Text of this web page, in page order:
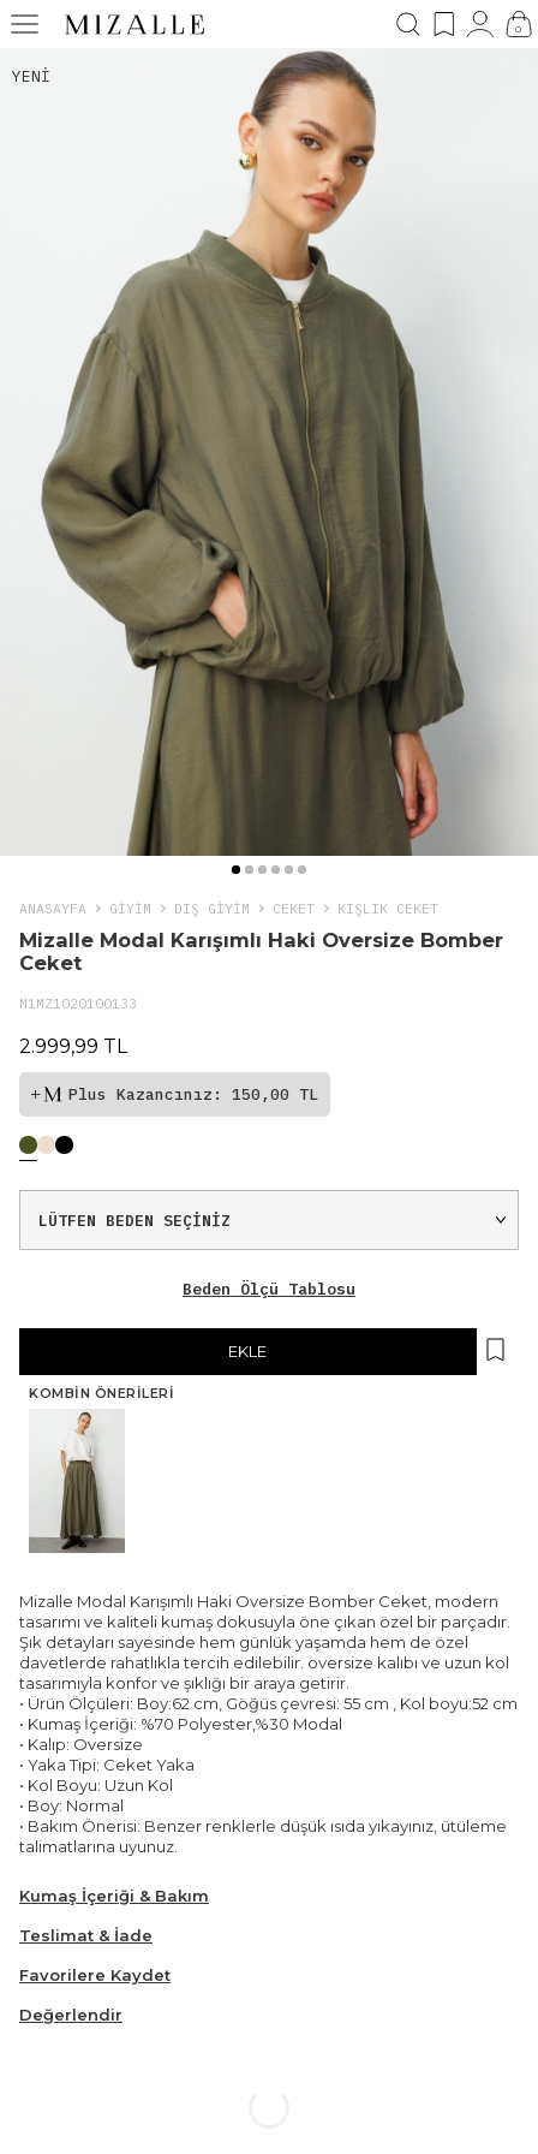
0
YENI
ANASAYFA GIYIM DIŞ GİYİM CEKET KIŞLIK CEKET
Mizalle Modal Karışımlı Haki Oversize Bomber
Ceket
M1MZ1020100133
2.999,99 TL
Plus Kazancınız: 150,00 TL
Beden Ölçü Tablosu
EKLE
KOMBIN ÖNERILERI
Mizalle Modal Karışımlı Haki Oversize Bomber Ceket, modern
tasarımı ve kaliteli kumaş dokusuyla öne çıkan özel bir parçadır.
Şık detayları sayesinde hem günlük yaşamda hem de özel
davetlerde rahatlıkla tercih edilebilir. oversize kalıbı ve uzun kol
tasarımıyla konfor ve şıklığı bir araya getirir.
• Ürün Ölçüleri: Boy:62 cm, Göğüs çevresi: 55 cm , Kol boyu:52 cm
• Kumaş İçeriği: %70 Polyester,%30 Modal
• Kalıp: Oversize
• Yaka Tipi: Ceket Yaka
• Kol Boyu: Uzun Kol
• Boy: Normal
• Bakım Önerisi: Benzer renklerle düşük ısıda yıkayınız, ütüleme
talimatlarına uyunuz.
Kumaş İçeriği & Bakım
Teslimat & İade
Favorilere Kaydet
Değerlendir